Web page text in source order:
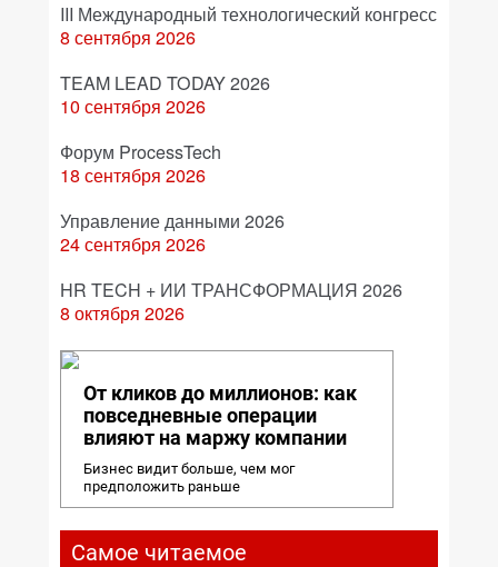
III Международный технологический конгресс
8 сентября 2026
TEAM LEAD TODAY 2026
10 сентября 2026
Форум ProcessTech
18 сентября 2026
Управление данными 2026
24 сентября 2026
HR TECH + ИИ ТРАНСФОРМАЦИЯ 2026
8 октября 2026
От кликов до миллионов: как
повседневные операции
влияют на маржу компании
Бизнес видит больше, чем мог
предположить раньше
Самое читаемое